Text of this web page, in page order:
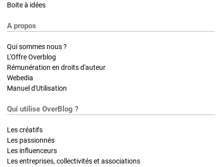
Boite à idées
A propos
Qui sommes nous ?
L'Offre Overblog
Rémunération en droits d'auteur
Webedia
Manuel d'Utilisation
Qui utilise OverBlog ?
Les créatifs
Les passionnés
Les influenceurs
Les entreprises, collectivités et associations